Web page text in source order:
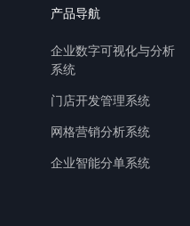
产品导航
企业数字可视化与分析
系统
门店开发管理系统
网格营销分析系统
企业智能分单系统